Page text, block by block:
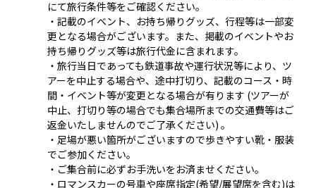
にて旅行条件等をご確認ください。
・記載のイベント、お持ち帰りグッズ、行程等は一部変
更となる場合がございます。また、掲載のイベントやお
持ち帰りグッズ等は旅行代金に含まれます。
・旅行当日であっても鉄道事故や運行状況等により、ツ
アーを中止する場合や、途中打切り、記載のコース・時
間・イベント等が変更となる場合が有ります (ツアーが
中止、打切り等の場合でも集合場所までの交通費等はご
返金いたしませんのでご了承ください) 。
・足場が悪い箇所がございますので歩きやすい靴・服装
でご参加ください。
・ご集合前に必ずお手洗いをお済ませください。
・ロマンスカーの号車や座席指定(希望/展望席を含む)は